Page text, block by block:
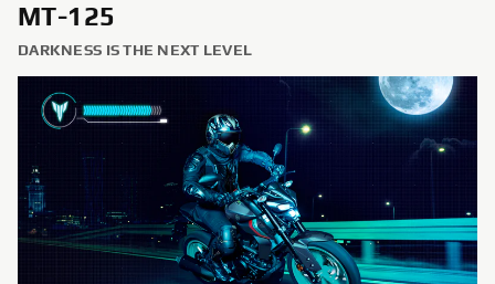
MT-125
DARKNESS IS THE NEXT LEVEL